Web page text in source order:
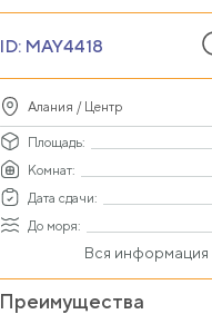
ID: MAY4418
Алания / Центр
Площадь:
Комнат:
Дата сдачи:
До моря:
Вся информация
Преимущества